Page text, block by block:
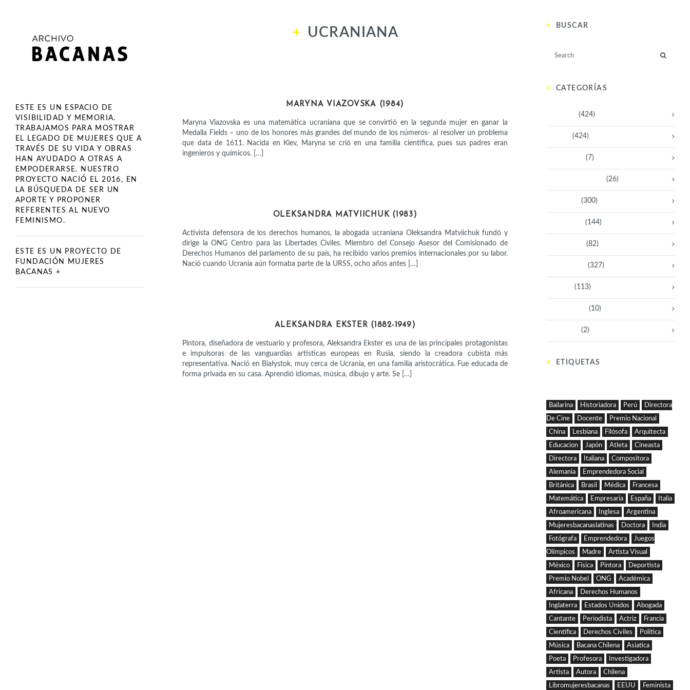
ESTE ES UN ESPACIO DE
VISIBILIDAD Y MEMORIA.
TRABAJAMOS PARA MOSTRAR
EL LEGADO DE MUJERES QUE A
TRAVÉS DE SU VIDA Y OBRAS
HAN AYUDADO A OTRAS A
EMPODERARSE. NUESTRO
PROYECTO NACIÓ EL 2016, EN
LA BÚSQUEDA DE SER UN
APORTE Y PROPONER
REFERENTES AL NUEVO
FEMINISMO.
ESTE ES UN PROYECTO DE
FUNDACIÓN MUJERES
BACANAS +
UCRANIANA
MARYNA VIAZOVSKA (1984)
Maryna Viazovska es una matemática ucraniana que se convirtió en la segunda mujer en ganar la
Medalla Fields – uno de los honores más grandes del mundo de los números- al resolver un problema
que data de 1611. Nacida en Kiev, Maryna se crió en una familia científica, pues sus padres eran
ingenieros y químicos. […]
OLEKSANDRA MATVIICHUK (1983)
Activista defensora de los derechos humanos, la abogada ucraniana Oleksandra Matviichuk fundó y
dirige la ONG Centro para las Libertades Civiles. Miembro del Consejo Asesor del Comisionado de
Derechos Humanos del parlamento de su país, ha recibido varios premios internacionales por su labor.
Nació cuando Ucrania aún formaba parte de la URSS, ocho años antes […]
ALEKSANDRA EKSTER (1882-1949)
Pintora, diseñadora de vestuario y profesora, Aleksandra Ekster es una de las principales protagonistas
e impulsoras de las vanguardias artísticas europeas en Rusia, siendo la creadora cubista más
representativa. Nació en Białystok, muy cerca de Ucrania, en una familia aristocrática. Fue educada de
forma privada en su casa. Aprendió idiomas, música, dibujo y arte. Se […]
BUSCAR
CATEGORÍAS
(424)
(424)
(7)
(26)
(300)
(144)
(82)
(327)
(113)
(10)
(2)
ETIQUETAS
Bailarina Historiadora Perú
Directora
De Cine
Docente
Premio Nacional
China
Lesbiana Filósofa
Arquitecta
Educacion
Japón Atleta
Cineasta
Directora
Italiana
Compositora
Alemania
Emprendedora Social
Británica
Brasil Médica
Francesa
Matemática
Empresaria España
Italia
Afroamericana
Inglesa
Argentina
Mujeresbacanaslatinas
Doctora
India
Fotógrafa
Emprendedora
Juegos
Olímpicos
Madre
Artista Visual
México
Física Pintora
Deportista
Premio Nobel
ONG
Académica
Africana
Derechos Humanos
Inglaterra
Estados Unidos
Abogada
Cantante
Periodista Actriz
Francia
Científica
Derechos Civiles
Política
Música
Bacana Chilena
Asiatica
Poeta
Profesora
Investigadora
Artista
Autora
Chilena
Libromujeresbacanas
EEUU Feminista